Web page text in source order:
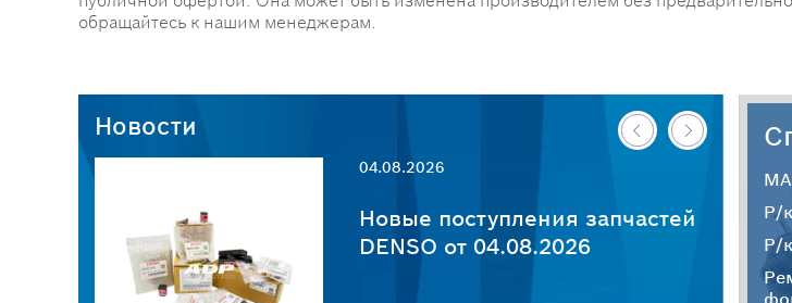
обращайтесь к нашим менеджерам.
Новости
04.08.2026
Новые поступления запчастей
DENSO от 04.08.2026
Р/
Р/